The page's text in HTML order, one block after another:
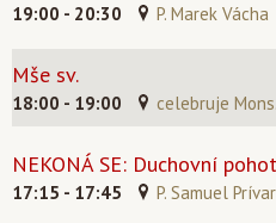
19:00 - 20:30 P. Marek Vácha
Mše sv.
18:00 - 19:00 celebruje
NEKONÁ SE: Duchovní
17:15 - 17:45 P. Samuel